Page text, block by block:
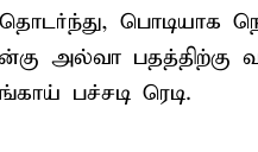
பொடியாக
அல்வா பதத்திற்கு
பச்சடி ரெடி.